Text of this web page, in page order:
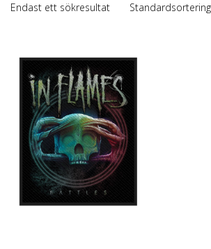
Endast ett sökresultat